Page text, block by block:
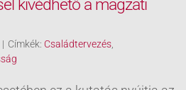
kivédhető a magzati
| Címkék: Családtervezés